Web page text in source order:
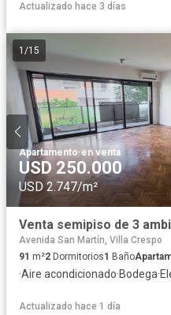
Actualizado hace 3 días
1 /15
Apartamento·en venta
USD 250.000
USD 2.747/m²
Venta semipiso de 3
Avenida San Martín, Villa Crespo
91 m²2 Dormitorios1 Baño
·Aire acondicionado·Bodega·
Actualizado hace 1 día